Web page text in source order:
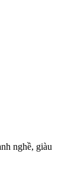
nghề, giàu